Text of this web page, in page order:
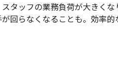
タッフの業務負荷が大きくな
回らなくなることも。効率